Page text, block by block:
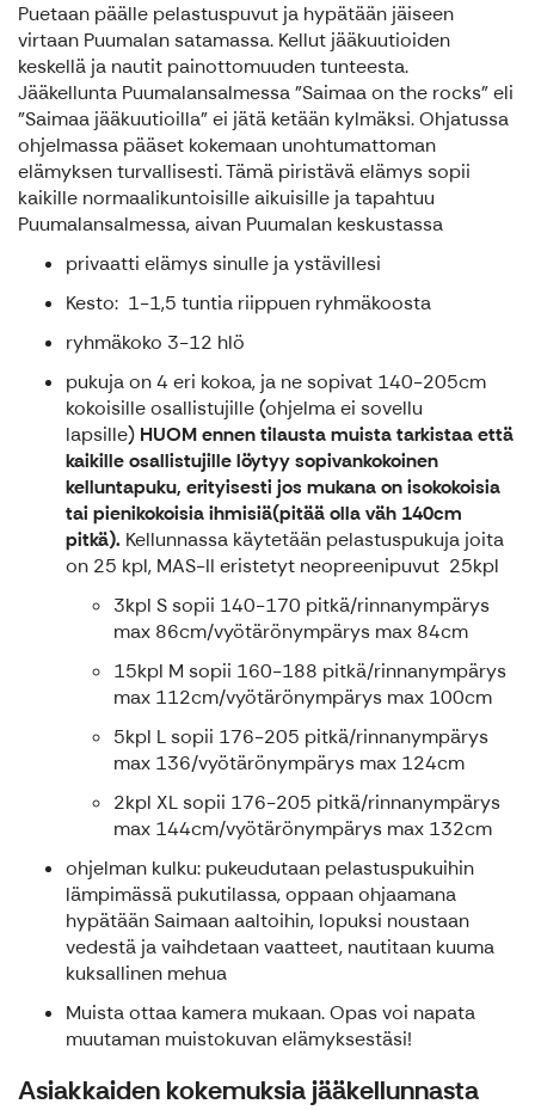
Puetaan päälle pelastuspuvut ja hypätään jäiseen
virtaan Puumalan satamassa. Kellut jääkuutioiden
keskellä ja nautit painottomuuden tunteesta.
Jääkellunta Puumalansalmessa ”Saimaa on the rocks” eli
"Saimaa jääkuutioilla" ei jätä ketään kylmäksi. Ohjatussa
ohjelmassa pääset kokemaan unohtumattoman
elämyksen turvallisesti. Tämä piristävä elämys sopii
kaikille normaalikuntoisille aikuisille ja tapahtuu
Puumalansalmessa, aivan Puumalan keskustassa
privaatti elämys sinulle ja ystävillesi
Kesto: 1-1,5 tuntia riippuen ryhmäkoosta
ryhmäkoko 3-12 hlö
pukuja on 4 eri kokoa, ja ne sopivat 140-205cm
kokoisille osallistujille (ohjelma ei sovellu
lapsille) HUOM ennen tilausta muista tarkistaa että
kaikille osallistujille löytyy sopivankokoinen
kelluntapuku, erityisesti jos mukana on isokokoisia
tai pienikokoisia ihmisiä(pitää olla väh 140cm
pitkä). Kellunnassa käytetään pelastuspukuja joita
on 25 kpl, MAS-II eristetyt neopreenipuvut 25kpl
3kpl S sopii 140-170 pitkä/rinnanympärys
max 86cm/vyötärönympärys max 84cm
15kpl M sopii 160-188 pitkä/rinnanympärys
max 112cm/vyötärönympärys max 100cm
5kpl L sopii 176-205 pitkä/rinnanympärys
max 136/vyötärönympärys max 124cm
2kpl XL sopii 176-205 pitkä/rinnanympärys
max 144cm/vyötärönympärys max 132cm
ohjelman kulku: pukeudutaan pelastuspukuihin
lämpimässä pukutilassa, oppaan ohjaamana
hypätään Saimaan aaltoihin, lopuksi noustaan
vedestä ja vaihdetaan vaatteet, nautitaan kuuma
kuksallinen mehua
Muista ottaa kamera mukaan. Opas voi napata
muutaman muistokuvan elämyksestäsi!
Asiakkaiden kokemuksia jääkellunnasta